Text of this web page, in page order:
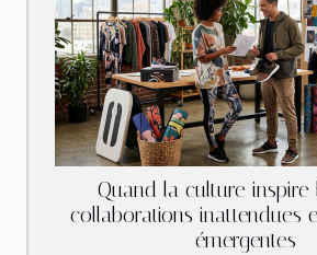
Quand la culture inspire
collaborations inattendues
émergentes